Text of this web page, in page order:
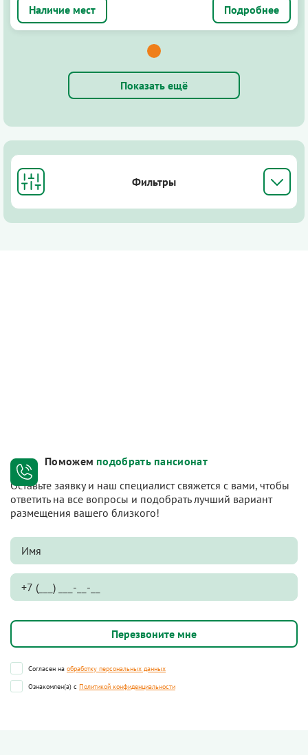
Подробнее
Показать ещё
Фильтры
Поможем подобрать пансионат
Оставьте заявку и наш специалист свяжется с вами, чтобы
ответить на все вопросы и подобрать лучший вариант
размещения вашего близкого!
Согласен на обработку персональных данных
Ознакомлен(а) с Политикой конфиденциальности